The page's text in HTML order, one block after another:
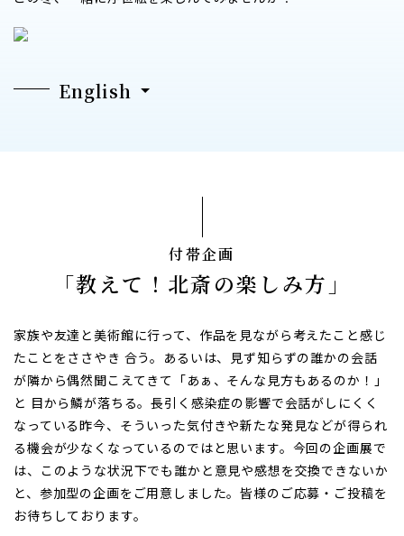
English
付帯企画
「教えて！北斎の楽しみ方」
家族や友達と美術館に行って、作品を見ながら考えたこと感じ
たことをささやき 合う。あるいは、見ず知らずの誰かの会話
が隣から偶然聞こえてきて「あぁ、そんな見方もあるのか！」
と 目から鱗が落ちる。長引く感染症の影響で会話がしにくく
なっている昨今、そういった気付きや新たな発見などが得られ
る機会が少なくなっているのではと思います。今回の企画展で
は、このような状況下でも誰かと意見や感想を交換できないか
と、参加型の企画をご用意しました。皆様のご応募・ご投稿を
お待ちしております。